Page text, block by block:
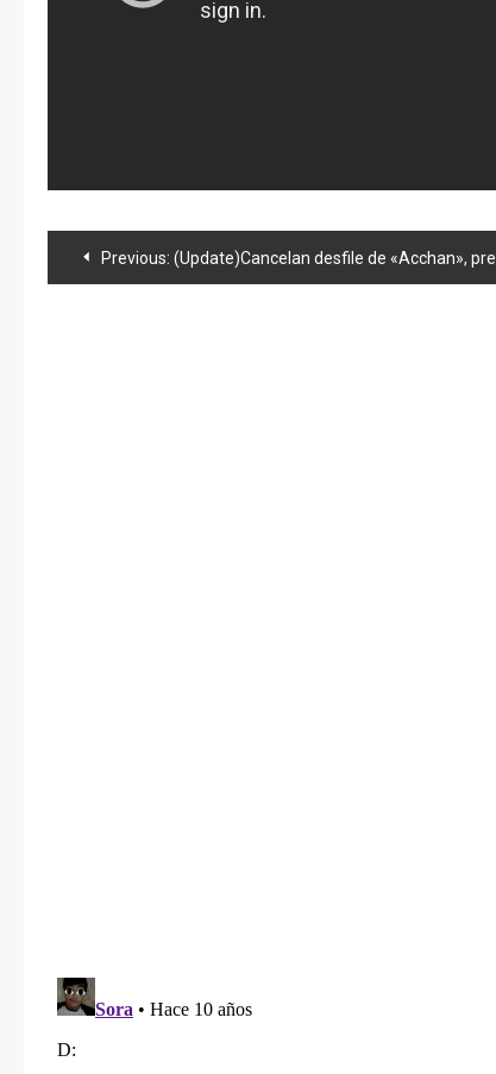
Navegación
Previous: (Update)Cancelan desfile de «Acchan», preparativos en Tokyo Dome y «dulce» CM de Oshima